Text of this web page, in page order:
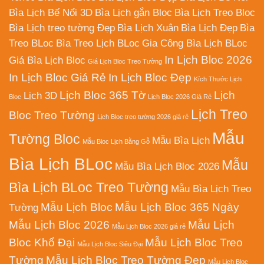
Bìa Lịch Bế Nổi 3D Bìa Lịch gắn Bloc Bìa Lịch Treo Bloc
Bìa Lịch treo tường Đẹp Bìa Lịch Xuân Bìa Lịch Đẹp Bìa
Treo BLoc Bìa Treo Lịch BLoc Gia Công Bìa Lịch BLoc
Giá Bìa Lịch Bloc Giá Lịch Bloc Treo Tường In Lịch Bloc 2026
In Lịch Bloc Giá Rẻ In Lịch Bloc Đẹp Kích Thước Lịch
Bloc Lịch 3D Lịch Bloc 365 Tờ Lịch Bloc 2026 Giá Rẻ Lịch
Bloc Treo Tường Lịch Bloc treo tường 2026 giá rẻ
Lịch Treo
Tường Bloc Mẫu Bloc Lịch Bằng Gỗ Mẫu Bìa Lịch Mẫu
Bìa Lịch BLoc Mẫu Bìa Lịch Bloc 2026 Mẫu
Bìa Lịch BLoc Treo Tường Mẫu Bìa Lịch Treo
Tường Mẫu Lịch Bloc Mẫu Lịch Bloc 365 Ngày
Mẫu Lịch Bloc 2026 Mẫu Lịch Bloc 2026 giá rẻ Mẫu Lịch
Bloc Khổ Đại Mẫu Lịch Bloc Siêu Đại Mẫu Lịch Bloc Treo
Tường Mẫu Lịch Bloc Treo Tường Đẹp Mẫu Lịch Bloc